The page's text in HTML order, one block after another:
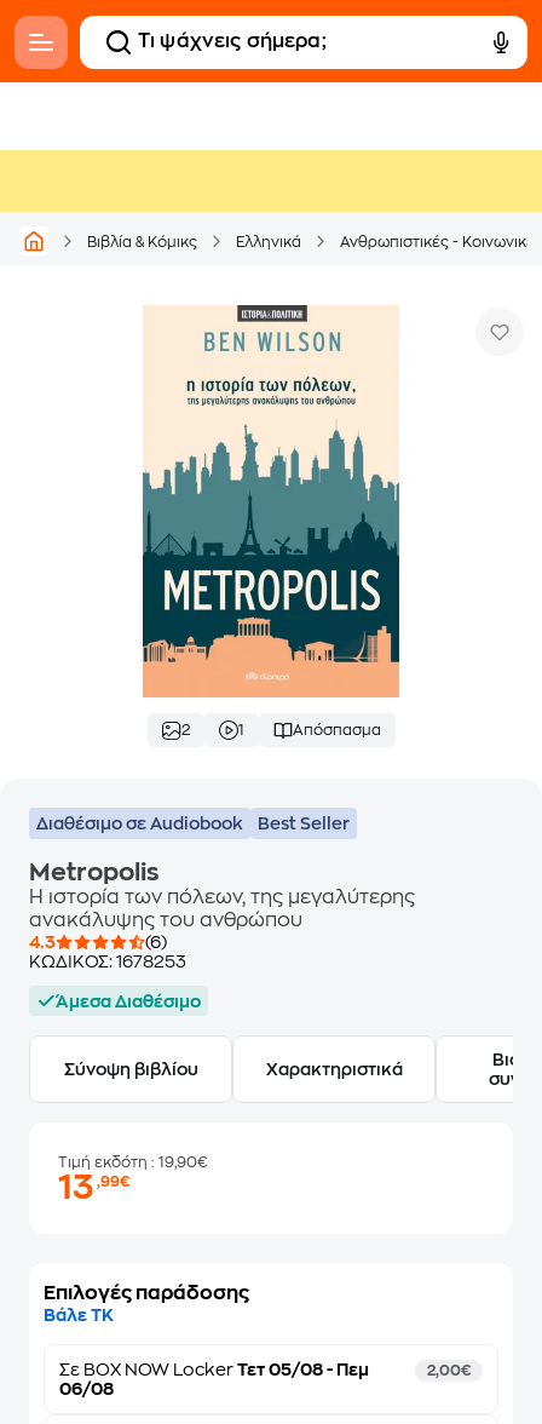
Βιβλία & Κόμικς Ελληνικά Ανθρωπιστικές -
2 1 Απόσπασμα
Διαθέσιμο σε Audiobook Best Seller
Metropolis
Η ιστορία των πόλεων, της μεγαλύτερης
ανακάλυψης του ανθρώπου
4.3
(6)
ΚΩΔΙΚΟΣ: 1678253
Άμεσα Διαθέσιμο
Σύνοψη βιβλίου Χαρακτηριστικά
Τιμή εκδότη : 19,90€
13,99€
Επιλογές παράδοσης
Βάλε ΤΚ
Σε BOX NOW Locker Τετ 05/08 - Πεμ
06/08
2,00€